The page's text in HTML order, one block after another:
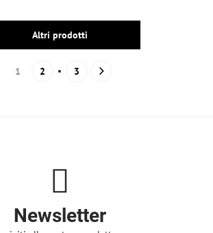
Altri prodotti
1 2 3
Newsletter